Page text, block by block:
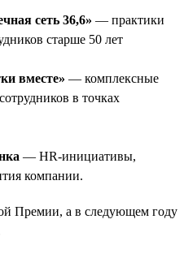
сеть 36,6» — практики
старше 50 лет
вместе» — комплексные
в точках
— HR-инициативы,
компании.
Премии, а в следующем году